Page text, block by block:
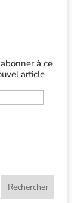
à ce
article
Rechercher